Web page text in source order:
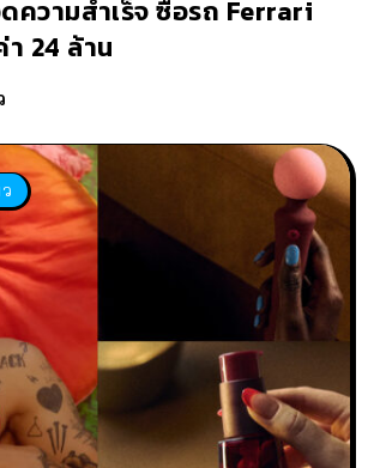
ความสำเร็จ ซื้อรถ Ferrari
24 ล้าน